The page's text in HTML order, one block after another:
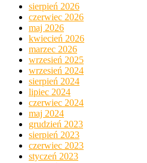
sierpień 2026
czerwiec 2026
maj 2026
kwiecień 2026
marzec 2026
wrzesień 2025
wrzesień 2024
sierpień 2024
lipiec 2024
czerwiec 2024
maj 2024
grudzień 2023
sierpień 2023
czerwiec 2023
styczeń 2023